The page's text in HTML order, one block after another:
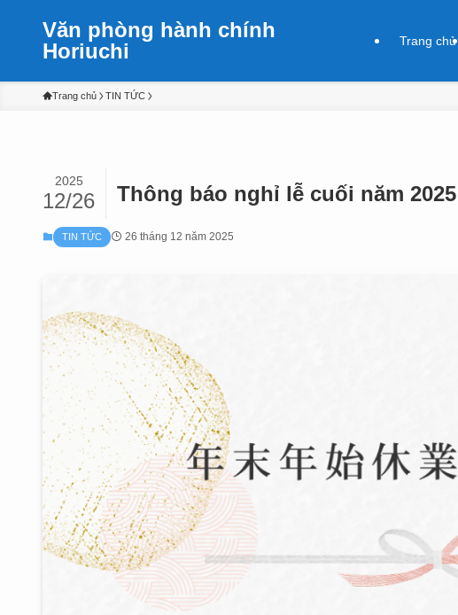
Văn phòng hành chính
Horiuchi
Trang chủ
Trang chủ TIN TỨC
Thông báo nghỉ lễ cuối năm 2025
2025
12/26
TIN TỨC 26 tháng 12 năm 2025